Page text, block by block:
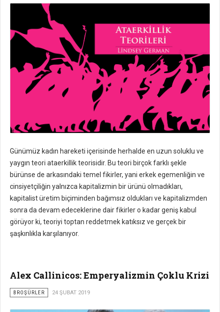
Günümüz kadın hareketi içerisinde herhalde en uzun soluklu ve
yaygın teori ataerkillik teorisidir. Bu teori birçok farklı şekle
bürünse de arkasındaki temel fikirler, yani erkek egemenliğin ve
cinsiyetçiliğin yalnızca kapitalizmin bir ürünü olmadıkları,
kapitalist üretim biçiminden bağımsız oldukları ve kapitalizmden
sonra da devam edeceklerine dair fikirler o kadar geniş kabul
görüyor ki, teoriyi toptan reddetmek katıksız ve gerçek bir
şaşkınlıkla karşılanıyor.
Alex Callinicos: Emperyalizmin Çoklu Krizi
BROŞÜRLER 24 ŞUBAT 2019